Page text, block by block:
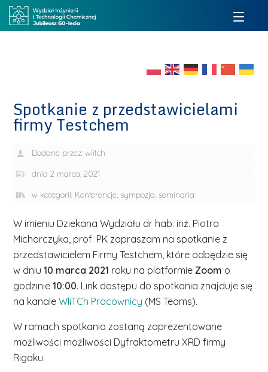
Spotkanie z przedstawicielami
firmy Testchem
Dodane przez: wiitch
dnia 2 marca, 2021
w kategorii: Konferencje, sympozja, seminaria
W imieniu Dziekana Wydziału dr hab. inż. Piotra
Michorczyka, prof. PK zapraszam na spotkanie z
przedstawicielem Firmy Testchem, które odbędzie się
w dniu10 marca 2021 roku na platformieZoom o
godzinie10:00. Link dostępu do spotkania znajduje się
na kanaleWIiTCh Pracownicy (MS Teams).
W ramach spotkania zostaną zaprezentowane
możliwości możliwości Dyfraktometru XRD firmy
Rigaku.